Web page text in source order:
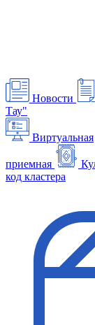
Новости
Тау"
Виртуальная
приемная
код кластера